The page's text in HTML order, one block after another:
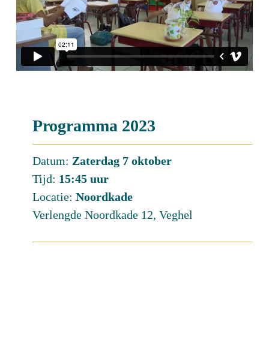
Programma 2023
Datum: Zaterdag 7 oktober
Tijd: 15:45 uur
Locatie: Noordkade
Verlengde Noordkade 12, Veghel